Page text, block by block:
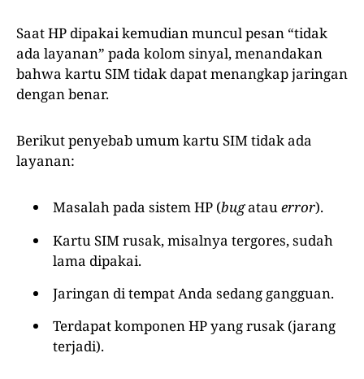
Saat HP dipakai kemudian muncul pesan “tidak
ada layanan” pada kolom sinyal, menandakan
bahwa kartu SIM tidak dapat menangkap jaringan
dengan benar.
Berikut penyebab umum kartu SIM tidak ada
layanan:
Masalah pada sistem HP (bugatauerror).
Kartu SIM rusak, misalnya tergores, sudah
lama dipakai.
Jaringan di tempat Anda sedang gangguan.
Terdapat komponen HP yang rusak (jarang
terjadi).